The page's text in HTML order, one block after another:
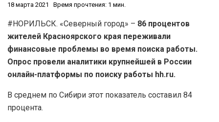
18 марта 2021 Время прочтения: 1 мин.
#НОРИЛЬСК. «Северный город» – 86 процентов
жителей Красноярского края переживали
финансовые проблемы во время поиска работы.
Опрос провели аналитики крупнейшей в России
онлайн-платформы по поиску работы hh.ru.
В среднем по Сибири этот показатель составил 84
процента.